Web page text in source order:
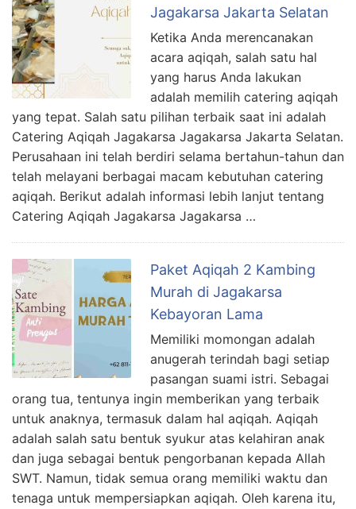
Jagakarsa Jakarta Selatan
Ketika Anda merencanakan
acara aqiqah, salah satu hal
yang harus Anda lakukan
adalah memilih catering aqiqah
yang tepat. Salah satu pilihan terbaik saat ini adalah
Catering Aqiqah Jagakarsa Jagakarsa Jakarta Selatan.
Perusahaan ini telah berdiri selama bertahun-tahun dan
telah melayani berbagai macam kebutuhan catering
aqiqah. Berikut adalah informasi lebih lanjut tentang
Catering Aqiqah Jagakarsa Jagakarsa …
Paket Aqiqah 2 Kambing
Murah di Jagakarsa
Kebayoran Lama
Memiliki momongan adalah
anugerah terindah bagi setiap
pasangan suami istri. Sebagai
orang tua, tentunya ingin memberikan yang terbaik
untuk anaknya, termasuk dalam hal aqiqah. Aqiqah
adalah salah satu bentuk syukur atas kelahiran anak
dan juga sebagai bentuk pengorbanan kepada Allah
SWT. Namun, tidak semua orang memiliki waktu dan
tenaga untuk mempersiapkan aqiqah. Oleh karena itu,